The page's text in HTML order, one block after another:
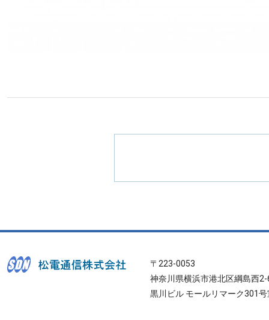
〒223-0053
神奈川県横浜市港北区綱島西
黒川ビル モールリマーク301号